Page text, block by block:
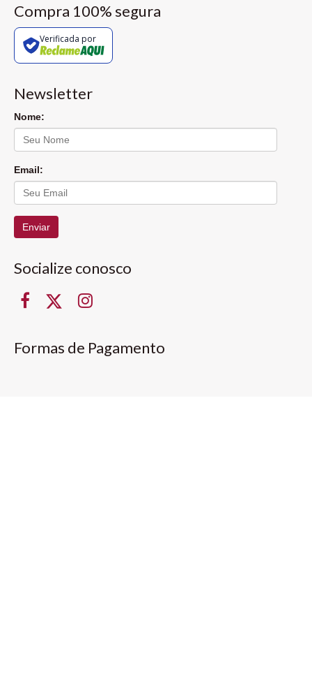
Compra 100% segura
Verificada por
Newsletter
Nome:
Email:
Enviar
Socialize conosco
Formas de Pagamento